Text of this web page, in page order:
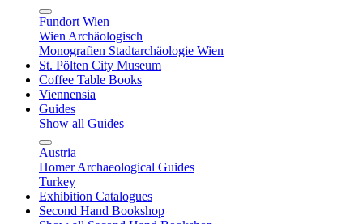
Fundort Wien
Wien Archäologisch
Monografien Stadtarchäologie Wien
St. Pölten City Museum
Coffee Table Books
Viennensia
Guides
Show all Guides
Austria
Homer Archaeological Guides
Turkey
Exhibition Catalogues
Second Hand Bookshop